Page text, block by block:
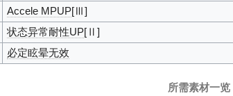
Accele MPUP[Ⅲ]
状态异常耐性UP[Ⅱ]
必定眩晕无效
所需素材一览